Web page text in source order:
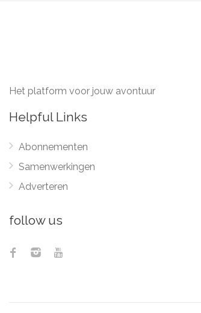
Het platform voor jouw avontuur
Helpful Links
Abonnementen
Samenwerkingen
Adverteren
follow us